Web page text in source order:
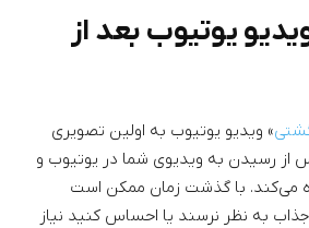
یوتیوب بعد از
» ویدیو یوتیوب به اولین تصویری
از رسیدن به ویدیو‌ی شما در یوتیوب و
می‌کند. با گذشت زمان ممکن است
جذاب به نظر نرسند یا احساس کنید نیاز